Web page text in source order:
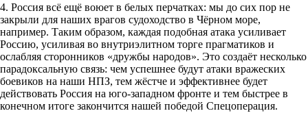
4. Россия всё ещё воюет в белых перчатках: мы до сих пор не
закрыли для наших врагов судоходство в Чёрном море,
например. Таким образом, каждая подобная атака усиливает
Россию, усиливая во внутриэлитном торге прагматиков и
ослабляя сторонников «дружбы народов». Это создаёт несколько
парадоксальную связь: чем успешнее будут атаки вражеских
боевиков на наши НПЗ, тем жёстче и эффективнее будет
действовать Россия на юго-западном фронте и тем быстрее в
конечном итоге закончится нашей победой Спецоперация.